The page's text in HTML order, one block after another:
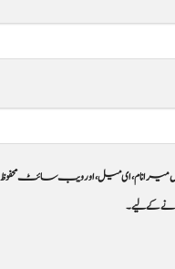
نام، ای میل، اور ویب سائٹ محفوظ
کےلیے۔